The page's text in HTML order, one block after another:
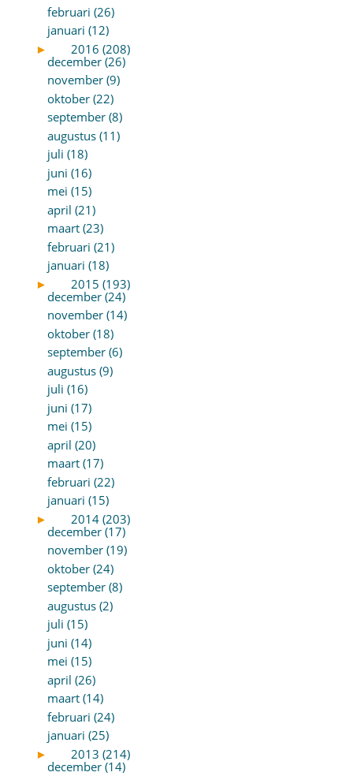
februari (26)
januari (12)
►
2016 (208)
december (26)
november (9)
oktober (22)
september (8)
augustus (11)
juli (18)
juni (16)
mei (15)
april (21)
maart (23)
februari (21)
januari (18)
►
2015 (193)
december (24)
november (14)
oktober (18)
september (6)
augustus (9)
juli (16)
juni (17)
mei (15)
april (20)
maart (17)
februari (22)
januari (15)
►
2014 (203)
december (17)
november (19)
oktober (24)
september (8)
augustus (2)
juli (15)
juni (14)
mei (15)
april (26)
maart (14)
februari (24)
januari (25)
►
2013 (214)
december (14)